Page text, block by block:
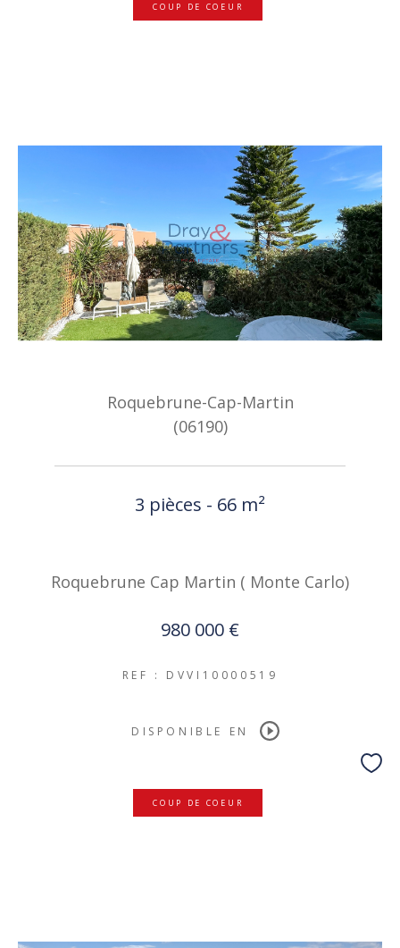
COUP DE COEUR
Roquebrune-Cap-Martin
(06190)
3 pièces - 66 m²
Roquebrune Cap Martin ( Monte Carlo)
980 000 €
REF : DVVI10000519
DISPONIBLE EN
COUP DE COEUR